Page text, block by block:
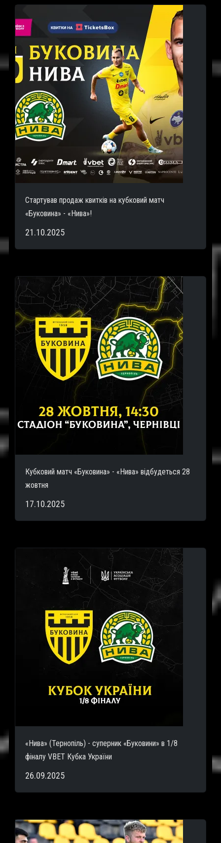
Стартував продаж квитків на кубковий матч
«Буковина» - «Нива»!
21.10.2025
Кубковий матч «Буковина» - «Нива» відбудеться 28
жовтня
17.10.2025
«Нива» (Тернопіль) - суперник «Буковини» в 1/8
фіналу VBET Кубка України
26.09.2025